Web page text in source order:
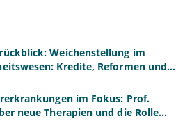
Weichenstellung im
Kredite, Reformen und
im Fokus: Prof.
neue Therapien und die Rolle